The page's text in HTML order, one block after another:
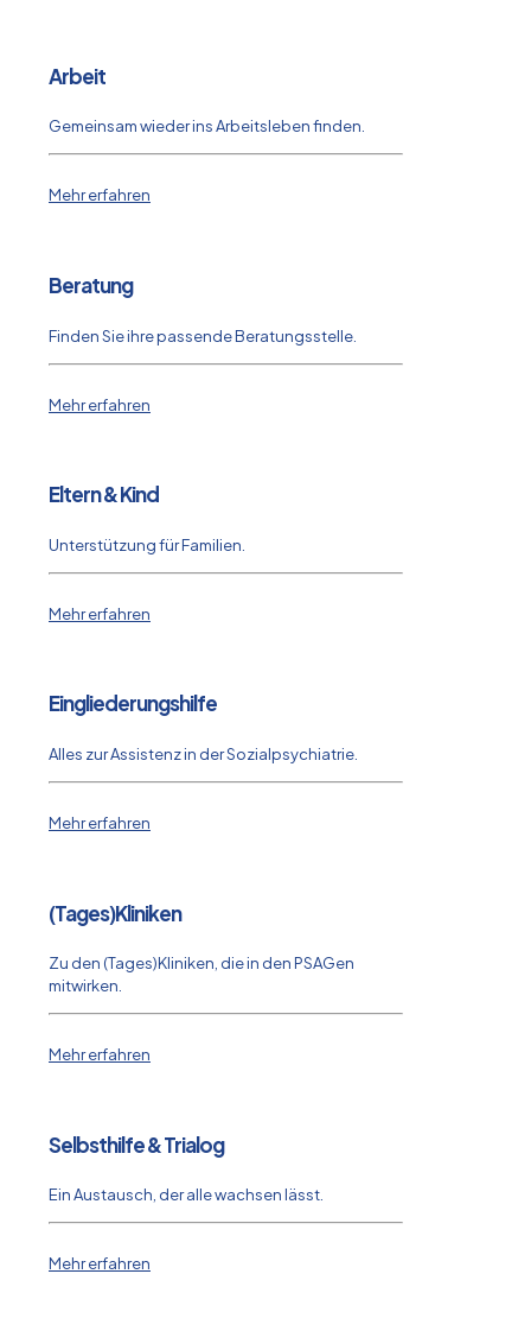
Arbeit
Gemeinsam wieder ins Arbeitsleben finden.
Mehr erfahren
Beratung
Finden Sie ihre passende Beratungsstelle.
Mehr erfahren
Eltern & Kind
Unterstützung für Familien.
Mehr erfahren
Eingliederungshilfe
Alles zur Assistenz in der Sozialpsychiatrie.
Mehr erfahren
(Tages)Kliniken
Zu den (Tages)Kliniken, die in den PSAGen
mitwirken.
Mehr erfahren
Selbsthilfe & Trialog
Ein Austausch, der alle wachsen lässt.
Mehr erfahren